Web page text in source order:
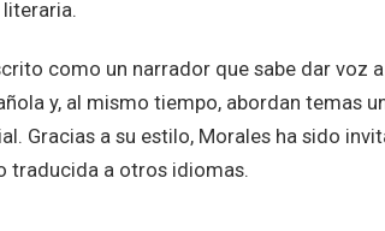
como un narrador que sabe dar voz
y, al mismo tiempo, abordan temas
Gracias a su estilo, Morales ha sido
traducida a otros idiomas.